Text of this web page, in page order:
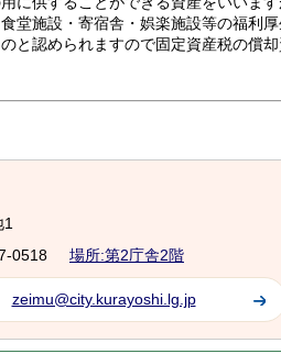
堂施設・寄宿舎・娯楽施設等の福利
と認められますので固定資産税の償却
0518 場所:第2庁舎2階
zeimu@city.kurayoshi.lg.jp